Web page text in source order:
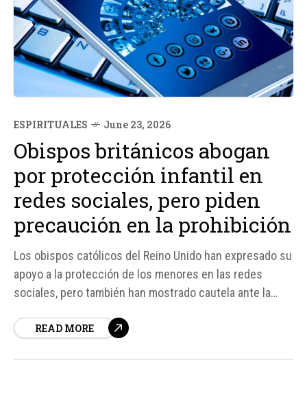
ESPIRITUALES June 23, 2026
Obispos británicos abogan
por protección infantil en
redes sociales, pero piden
precaución en la prohibición
Los obispos católicos del Reino Unido han expresado su
apoyo a la protección de los menores en las redes
sociales, pero también han mostrado cautela ante la
plataformas para menores de 16 años. Según fuentes, la
READ MORE